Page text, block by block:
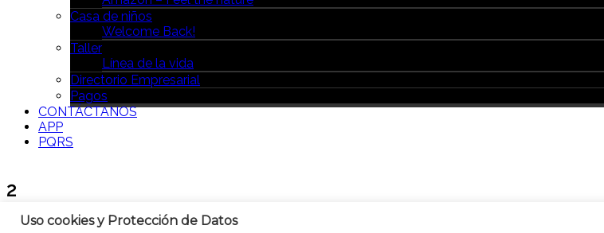
Casa de niños
Welcome Back!
Taller
Línea de la vida
Directorio Empresarial
Pagos
CONTÁCTANOS
APP
PQRS
2
Uso cookies y Protección de Datos